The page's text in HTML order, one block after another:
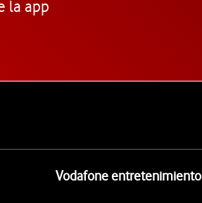
la app
Vodafone entretenimiento